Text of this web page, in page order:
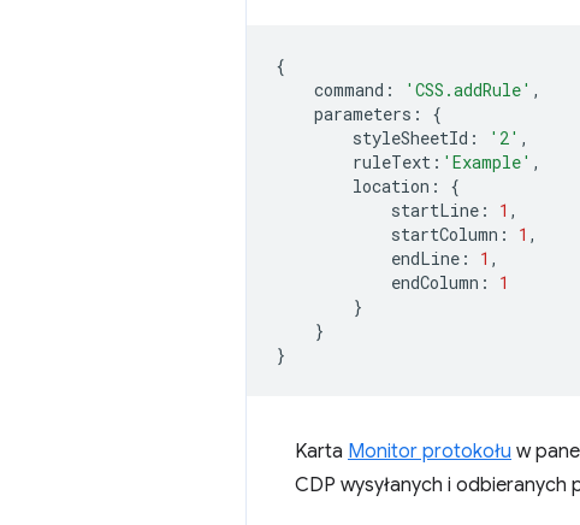
{
command : 'CSS.addRule' ,
parameters :
{
styleSheetId : '2' ,
ruleText : 'Example' ,
location :
{
startLine : 1 ,
startColumn : 1 ,
endLine : 1 ,
endColumn :
1
}
}
}
Karta Monitor protokołu w
CDP wysyłanych i odbieranych